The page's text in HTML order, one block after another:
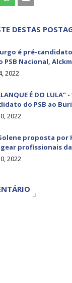
DESTAS
é pré-
PSB Nacional,
2022
É DO LULA” -
do PSB ao
2022
proposta por
profissionais
2022